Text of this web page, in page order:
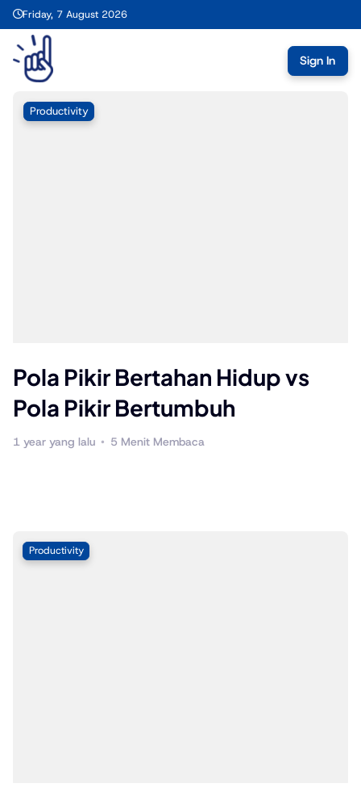
Friday, 7 August 2026
Sign In
Productivity
Pola Pikir Bertahan Hidup vs
Pola Pikir Bertumbuh
1 year yang lalu 5 Menit Membaca
Productivity